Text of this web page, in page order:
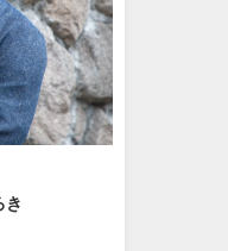
き